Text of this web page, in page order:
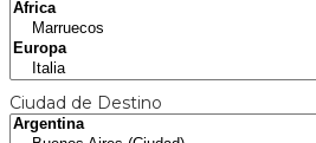
Ciudad de Destino